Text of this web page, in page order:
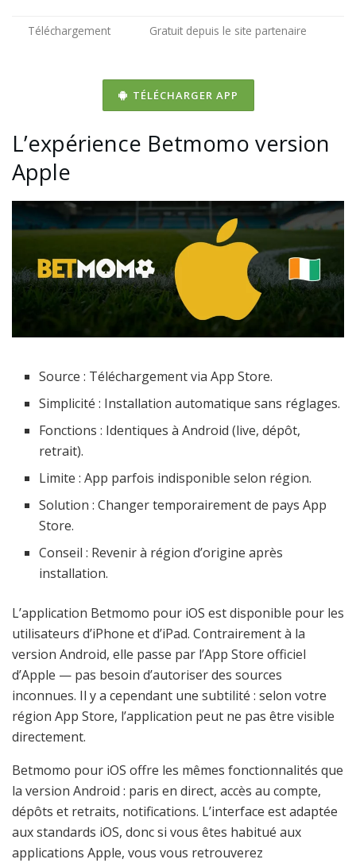
Téléchargement Gratuit depuis le site partenaire
TÉLÉCHARGER APP
L’expérience Betmomo version
Apple
Source : Téléchargement via App Store.
Simplicité : Installation automatique sans réglages.
Fonctions : Identiques à Android (live, dépôt,
retrait).
Limite : App parfois indisponible selon région.
Solution : Changer temporairement de pays App
Store.
Conseil : Revenir à région d’origine après
installation.
L’application Betmomo pour iOS est disponible pour les
utilisateurs d’iPhone et d’iPad. Contrairement à la
version Android, elle passe par l’App Store officiel
d’Apple — pas besoin d’autoriser des sources
inconnues. Il y a cependant une subtilité : selon votre
région App Store, l’application peut ne pas être visible
directement.
Betmomo pour iOS offre les mêmes fonctionnalités que
la version Android : paris en direct, accès au compte,
dépôts et retraits, notifications. L’interface est adaptée
aux standards iOS, donc si vous êtes habitué aux
applications Apple, vous vous retrouverez